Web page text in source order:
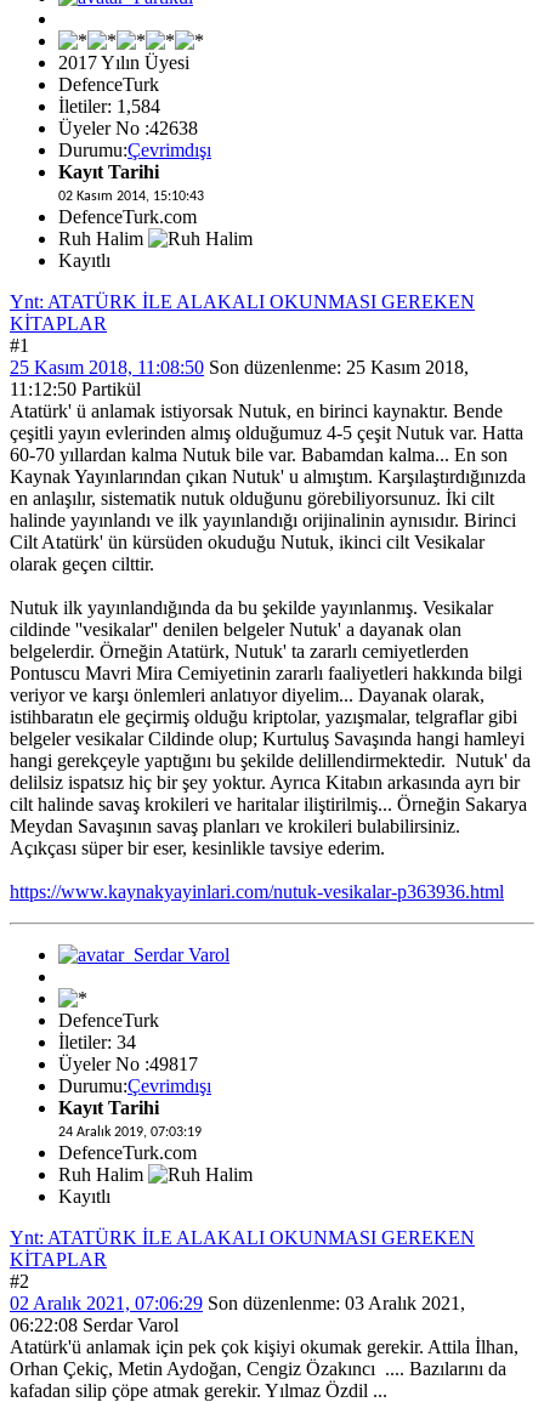
2017 Yılın Üyesi
DefenceTurk
İletiler: 1,584
Üyeler No :42638
Durumu:Çevrimdışı
Kayıt Tarihi
02 Kasım 2014, 15:10:43
DefenceTurk.com
Ruh Halim
Kayıtlı
Ynt: ATATÜRK İLE ALAKALI OKUNMASI GEREKEN
KİTAPLAR
#1
25 Kasım 2018, 11:08:50 Son düzenlenme: 25 Kasım 2018,
11:12:50 Partikül
Atatürk' ü anlamak istiyorsak Nutuk, en birinci kaynaktır. Bende
çeşitli yayın evlerinden almış olduğumuz 4-5 çeşit Nutuk var. Hatta
60-70 yıllardan kalma Nutuk bile var. Babamdan kalma... En son
Kaynak Yayınlarından çıkan Nutuk' u almıştım. Karşılaştırdığınızda
en anlaşılır, sistematik nutuk olduğunu görebiliyorsunuz. İki cilt
halinde yayınlandı ve ilk yayınlandığı orijinalinin aynısıdır. Birinci
Cilt Atatürk' ün kürsüden okuduğu Nutuk, ikinci cilt Vesikalar
olarak geçen cilttir.
Nutuk ilk yayınlandığında da bu şekilde yayınlanmış. Vesikalar
cildinde ''vesikalar'' denilen belgeler Nutuk' a dayanak olan
belgelerdir. Örneğin Atatürk, Nutuk' ta zararlı cemiyetlerden
Pontuscu Mavri Mira Cemiyetinin zararlı faaliyetleri hakkında bilgi
veriyor ve karşı önlemleri anlatıyor diyelim... Dayanak olarak,
istihbaratın ele geçirmiş olduğu kriptolar, yazışmalar, telgraflar gibi
belgeler vesikalar Cildinde olup; Kurtuluş Savaşında hangi hamleyi
hangi gerekçeyle yaptığını bu şekilde delillendirmektedir. Nutuk' da
delilsiz ispatsız hiç bir şey yoktur. Ayrıca Kitabın arkasında ayrı bir
cilt halinde savaş krokileri ve haritalar iliştirilmiş... Örneğin Sakarya
Meydan Savaşının savaş planları ve krokileri bulabilirsiniz.
Açıkçası süper bir eser, kesinlikle tavsiye ederim.
https://www.kaynakyayinlari.com/nutuk-vesikalar-p363936.html
DefenceTurk
İletiler: 34
Üyeler No :49817
Durumu:Çevrimdışı
Kayıt Tarihi
24 Aralık 2019, 07:03:19
DefenceTurk.com
Ruh Halim
Kayıtlı
Ynt: ATATÜRK İLE ALAKALI OKUNMASI GEREKEN
KİTAPLAR
#2
02 Aralık 2021, 07:06:29 Son düzenlenme: 03 Aralık 2021,
06:22:08 Serdar Varol
Atatürk'ü anlamak için pek çok kişiyi okumak gerekir. Attila İlhan,
Orhan Çekiç, Metin Aydoğan, Cengiz Özakıncı .... Bazılarını da
kafadan silip çöpe atmak gerekir. Yılmaz Özdil ...